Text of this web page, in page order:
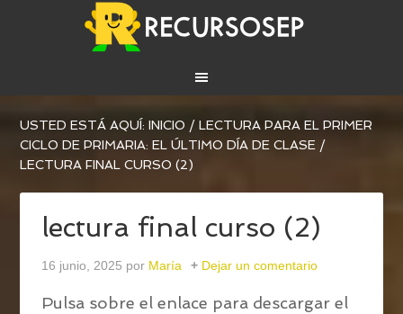
USTED ESTÁ AQUÍ:INICIO / LECTURA PARA EL PRIMER
CICLO DE PRIMARIA: EL ÚLTIMO DÍA DE CLASE /
LECTURA FINAL CURSO (2)
lectura final curso (2)
16 junio, 2025 por María Dejar un comentario
Pulsa sobre el enlace para descargar el